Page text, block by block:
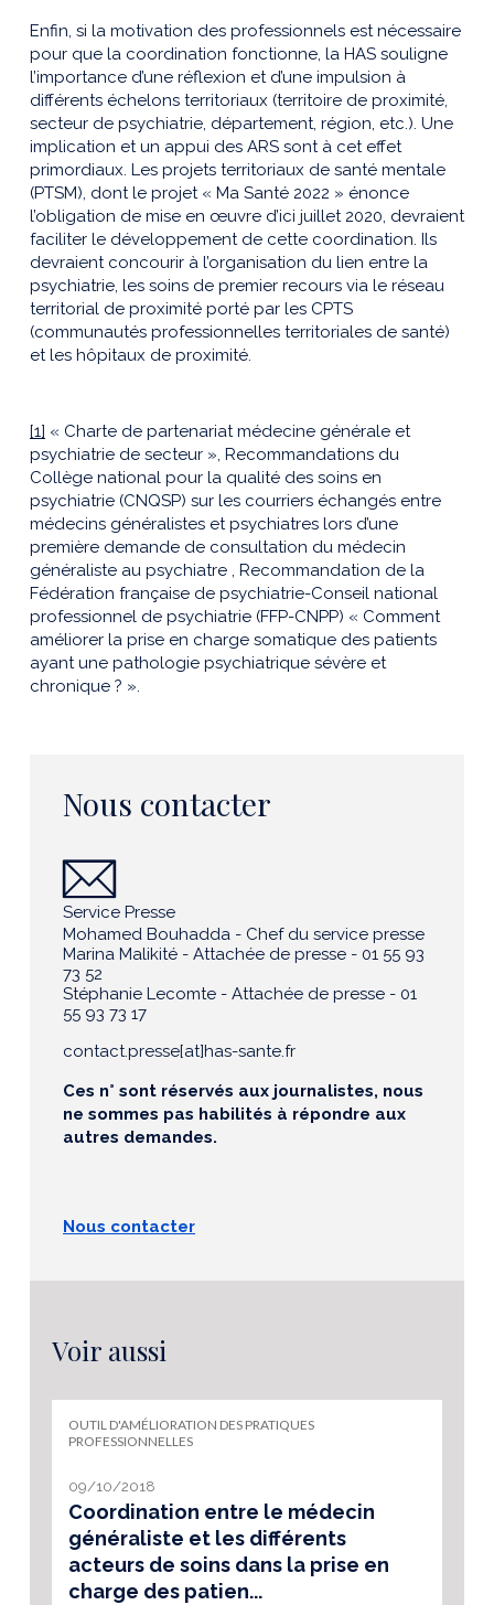
Enfin, si la motivation des professionnels est nécessaire
pour que la coordination fonctionne, la HAS souligne
l’importance d’une réflexion et d’une impulsion à
différents échelons territoriaux (territoire de proximité,
secteur de psychiatrie, département, région, etc.). Une
implication et un appui des ARS sont à cet effet
primordiaux. Les projets territoriaux de santé mentale
(PTSM), dont le projet « Ma Santé 2022 » énonce
l’obligation de mise en œuvre d’ici juillet 2020, devraient
faciliter le développement de cette coordination. Ils
devraient concourir à l’organisation du lien entre la
psychiatrie, les soins de premier recours via le réseau
territorial de proximité porté par les CPTS
(communautés professionnelles territoriales de santé)
et les hôpitaux de proximité.
[1] « Charte de partenariat médecine générale et
psychiatrie de secteur », Recommandations du
Collège national pour la qualité des soins en
psychiatrie (CNQSP) sur les courriers échangés entre
médecins généralistes et psychiatres lors d’une
première demande de consultation du médecin
généraliste au psychiatre , Recommandation de la
Fédération française de psychiatrie-Conseil national
professionnel de psychiatrie (FFP-CNPP) « Comment
améliorer la prise en charge somatique des patients
ayant une pathologie psychiatrique sévère et
chronique ? ».
Nous contacter
Service Presse
Mohamed Bouhadda - Chef du service presse
Marina Malikité - Attachée de presse - 01 55 93
73 52
Stéphanie Lecomte - Attachée de presse - 01
55 93 73 17
contact.presse[at]has-sante.fr
Ces n° sont réservés aux journalistes, nous
ne sommes pas habilités à répondre aux
autres demandes.
Nous contacter
Voir aussi
OUTIL D'AMÉLIORATION DES PRATIQUES
PROFESSIONNELLES
09/10/2018
Coordination entre le médecin
généraliste et les différents
acteurs de soins dans la prise en
charge des patien...